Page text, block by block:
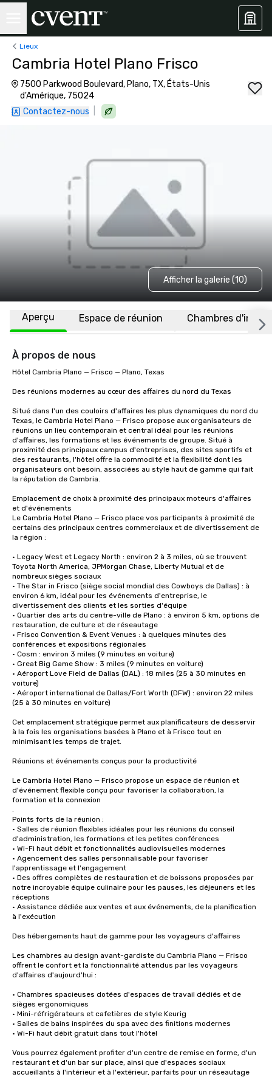
Lieux
Cambria Hotel Plano Frisco
7500 Parkwood Boulevard, Plano, TX, États-Unis
d'Amérique, 75024
Contactez-nous
Afficher la galerie (10)
Aperçu Espace de réunion Chambres
À propos de nous
Hôtel Cambria Plano — Frisco — Plano, Texas
Des réunions modernes au cœur des affaires du nord du Texas
Situé dans l'un des couloirs d'affaires les plus dynamiques du nord du
Texas, le Cambria Hotel Plano — Frisco propose aux organisateurs de
réunions un lieu contemporain et central idéal pour les réunions
d'affaires, les formations et les événements de groupe. Situé à
proximité des principaux campus d'entreprises, des sites sportifs et
des restaurants, l'hôtel offre la commodité et la flexibilité dont les
organisateurs ont besoin, associées au style haut de gamme qui fait
la réputation de Cambria.
Emplacement de choix à proximité des principaux moteurs d'affaires
et d'événements
Le Cambria Hotel Plano — Frisco place vos participants à proximité de
certains des principaux centres commerciaux et de divertissement de
la région :
• Legacy West et Legacy North : environ 2 à 3 miles, où se trouvent
Toyota North America, JPMorgan Chase, Liberty Mutual et de
nombreux sièges sociaux
• The Star in Frisco (siège social mondial des Cowboys de Dallas) : à
environ 6 km, idéal pour les événements d'entreprise, le
divertissement des clients et les sorties d'équipe
• Quartier des arts du centre-ville de Plano : à environ 5 km, options de
restauration, de culture et de réseautage
• Frisco Convention & Event Venues : à quelques minutes des
conférences et expositions régionales
• Cosm : environ 3 miles (9 minutes en voiture)
• Great Big Game Show : 3 miles (9 minutes en voiture)
• Aéroport Love Field de Dallas (DAL) : 18 miles (25 à 30 minutes en
voiture)
• Aéroport international de Dallas/Fort Worth (DFW) : environ 22 miles
(25 à 30 minutes en voiture)
Cet emplacement stratégique permet aux planificateurs de desservir
à la fois les organisations basées à Plano et à Frisco tout en
minimisant les temps de trajet.
Réunions et événements conçus pour la productivité
Le Cambria Hotel Plano — Frisco propose un espace de réunion et
d'événement flexible conçu pour favoriser la collaboration, la
formation et la connexion
.
Points forts de la réunion :
• Salles de réunion flexibles idéales pour les réunions du conseil
d'administration, les formations et les petites conférences
• Wi-Fi haut débit et fonctionnalités audiovisuelles modernes
• Agencement des salles personnalisable pour favoriser
l'apprentissage et l'engagement
• Des offres complètes de restauration et de boissons proposées par
notre incroyable équipe culinaire pour les pauses, les déjeuners et les
réceptions
• Assistance dédiée aux ventes et aux événements, de la planification
à l'exécution
Des hébergements haut de gamme pour les voyageurs d'affaires
Les chambres au design avant-gardiste du Cambria Plano — Frisco
offrent le confort et la fonctionnalité attendus par les voyageurs
d'affaires d'aujourd'hui :
• Chambres spacieuses dotées d'espaces de travail dédiés et de
sièges ergonomiques
• Mini-réfrigérateurs et cafetières de style Keurig
• Salles de bains inspirées du spa avec des finitions modernes
• Wi-Fi haut débit gratuit dans tout l'hôtel
Vous pourrez également profiter d'un centre de remise en forme, d'un
restaurant et d'un bar sur place, ainsi que d'espaces sociaux
accueillants à l'intérieur et à l'extérieur, parfaits pour un réseautage